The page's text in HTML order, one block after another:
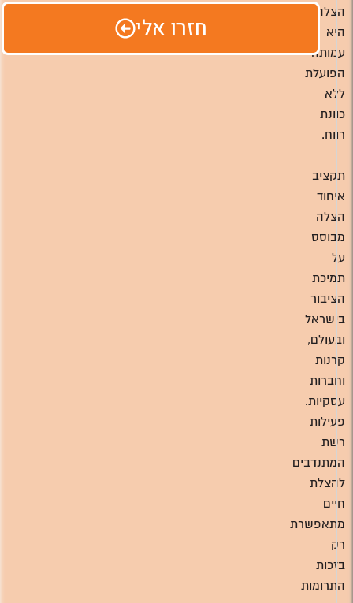
הצלה
היא
עמותה
הפועלת
ללא
כוונת
רווח.
תקציב
איחוד
הצלה
מבוסס
על
תמיכת
הציבור
בישראל
ובעולם,
קרנות
וחברות
עסקיות.
פעילות
רשת
המתנדבים
להצלת
חיים
מתאפשרת
רק
בזכות
התרומות
חזרו אלי